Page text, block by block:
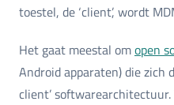
toestel, de ‘client’, wordt
Het gaat meestal omopen
Android apparaten) die zich
client’